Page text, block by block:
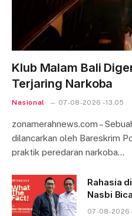
Klub Malam Bali
Terjaring Narkoba
Nasional 07-08-2026 - 13.05
zonamerahnews.com –
dilancarkan oleh Bareskrim
praktik peredaran narkoba…
Rahasia
Nasbi
07-08-2026